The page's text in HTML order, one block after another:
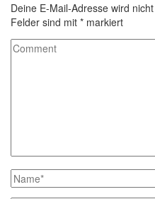
Deine E-Mail-Adresse wird
Felder sind mit * markiert